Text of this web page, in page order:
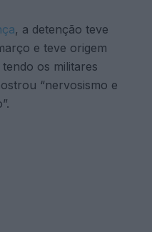
, a detenção teve
e teve origem
os militares
“nervosismo e